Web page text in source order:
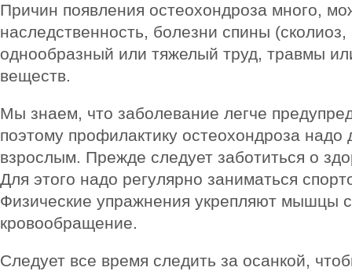
Причин появления остеохондроза много,
наследственность, болезни спины
однообразный или тяжелый труд, травмы
веществ.
Мы знаем, что заболевание легче
поэтому профилактику остеохондроза надо
взрослым. Прежде следует заботиться о
Для этого надо регулярно заниматься
Физические упражнения укрепляют мышцы
кровообращение.
Следует все время следить за осанкой,